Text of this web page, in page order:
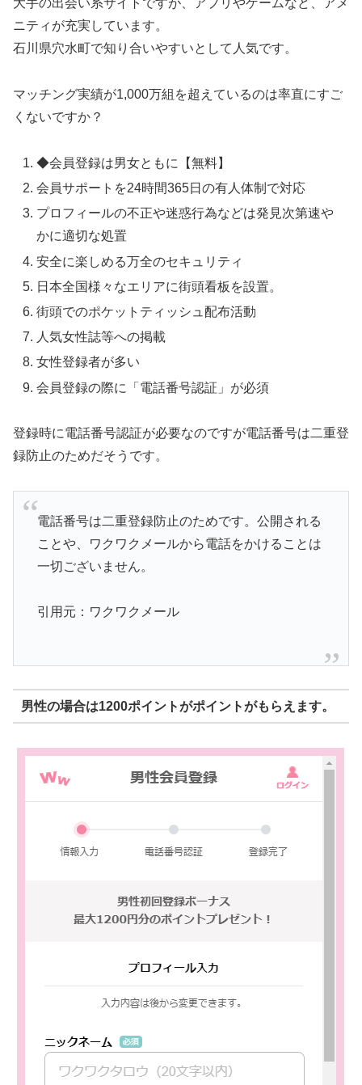
大手の出会い系サイトですが、アプリやゲームなど、アメ
ニティが充実しています。
石川県穴水町で知り合いやすいとして人気です。
マッチング実績が1,000万組を超えているのは率直にすご
くないですか？
◆会員登録は男女ともに【無料】
会員サポートを24時間365日の有人体制で対応
プロフィールの不正や迷惑行為などは発見次第速や
かに適切な処置
安全に楽しめる万全のセキュリティ
日本全国様々なエリアに街頭看板を設置。
街頭でのポケットティッシュ配布活動
人気女性誌等への掲載
女性登録者が多い
会員登録の際に「電話番号認証」が必須
登録時に電話番号認証が必要なのですが電話番号は二重登
録防止のためだそうです。
電話番号は二重登録防止のためです。公開される
ことや、ワクワクメールから電話をかけることは
一切ございません。
引用元：ワクワクメール
男性の場合は1200ポイントがポイントがもらえます。